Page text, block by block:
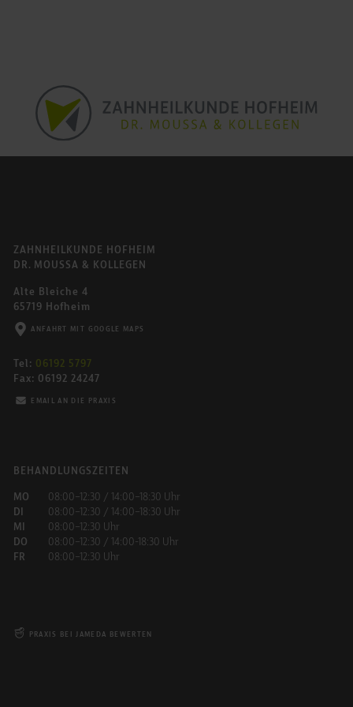
ZAHNHEILKUNDE HOFHEIM
DR. MOUSSA & KOLLEGEN
Alte Bleiche 4
65719 Hofheim
ANFAHRT MIT GOOGLE MAPS
Tel:
06192 5797
Fax: 06192 24247
EMAIL AN DIE PRAXIS
BEHANDLUNGSZEITEN
MO
08:00–12:30 / 14:00–18:30 Uhr
DI
08:00–12:30 / 14:00–18:30 Uhr
MI
08:00–12:30 Uhr
DO
08:00–12:30 / 14:00-18:30 Uhr
FR
08:00–12:30 Uhr
PRAXIS BEI JAMEDA BEWERTEN